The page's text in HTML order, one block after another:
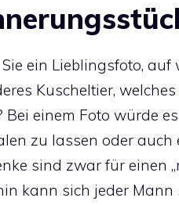
ein Lieblingsfoto, auf
Kuscheltier,
Bei einem Foto würde
zu lassen oder auch
sind zwar für einen
kann sich jeder Mann